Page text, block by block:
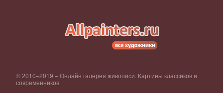
© 2010–2019 – Онлайн галерея живописи. Картины классиков и
современников